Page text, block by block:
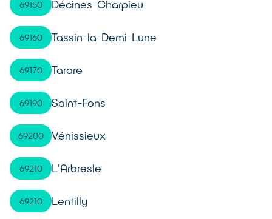
69150 Décines-Charpieu
69160 Tassin-la-Demi-Lune
69170 Tarare
69190 Saint-Fons
69200 Vénissieux
69210 L'Arbresle
69210 Lentilly